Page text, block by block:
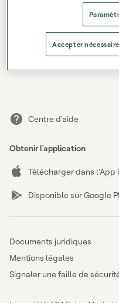
Centre d'aide
Obtenir l'application
Télécharger dans l'App
Disponible sur Google
Documents juridiques
Mentions légales
Signaler une faille de
Accepter